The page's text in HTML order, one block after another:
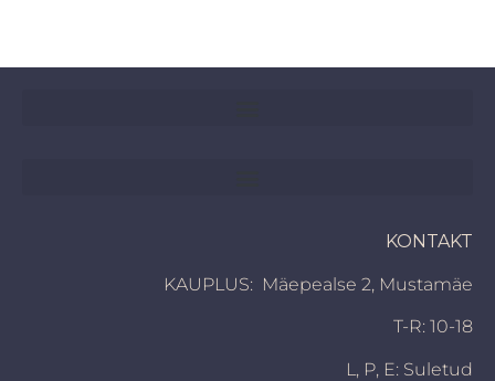
KONTAKT
KAUPLUS: Mäepealse 2, Mustamäe
T-R: 10-18
L, P, E: Suletud